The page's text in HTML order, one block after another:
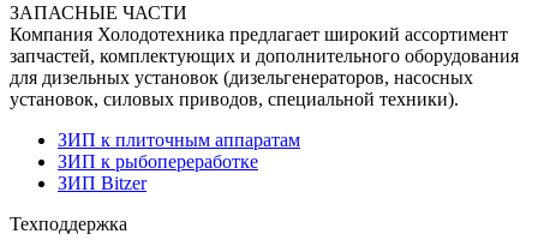
ЗАПАСНЫЕ ЧАСТИ
Компания Холодотехника предлагает широкий ассортимент
запчастей, комплектующих и дополнительного оборудования
для дизельных установок (дизельгенераторов, насосных
установок, силовых приводов, специальной техники).
ЗИП к плиточным аппаратам
ЗИП к рыбопереработке
ЗИП Bitzer
Техподдержка